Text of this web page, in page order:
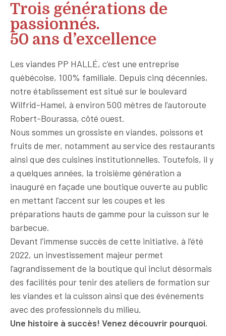
Trois générations de
passionnés.
50 ans d’excellence
Les viandes PP HALLÉ, c’est une entreprise
québécoise, 100% familiale. Depuis cinq décennies,
notre établissement est situé sur le boulevard
Wilfrid-Hamel, à environ 500 mètres de l’autoroute
Robert-Bourassa, côté ouest.
Nous sommes un grossiste en viandes, poissons et
fruits de mer, notamment au service des restaurants
ainsi que des cuisines institutionnelles. Toutefois, il y
a quelques années, la troisième génération a
inauguré en façade une boutique ouverte au public
en mettant l’accent sur les coupes et les
préparations hauts de gamme pour la cuisson sur le
barbecue.
Devant l’immense succès de cette initiative, à l’été
2022, un investissement majeur permet
l’agrandissement de la boutique qui inclut désormais
des facilités pour tenir des ateliers de formation sur
les viandes et la cuisson ainsi que des événements
avec des professionnels du milieu.
Une histoire à succès! Venez découvrir pourquoi.